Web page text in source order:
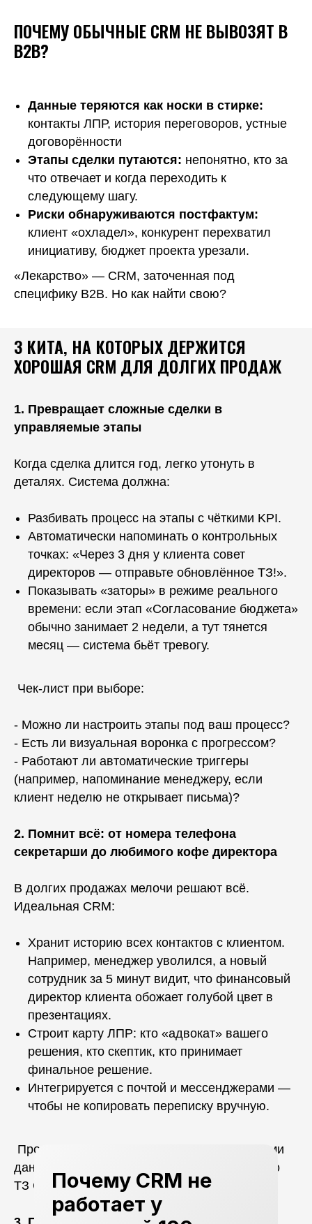
ПОЧЕМУ ОБЫЧНЫЕ CRM НЕ ВЫВОЗЯТ В
B2B?
Данные теряются как носки в стирке:
контакты ЛПР, история переговоров, устные
договорённости
Этапы сделки путаются: непонятно, кто за
что отвечает и когда переходить к
следующему шагу.
Риски обнаруживаются постфактум:
клиент «охладел», конкурент перехватил
инициативу, бюджет проекта урезали.
«Лекарство» — CRM, заточенная под
специфику B2B. Но как найти свою?
3 КИТА, НА КОТОРЫХ ДЕРЖИТСЯ
ХОРОШАЯ CRM ДЛЯ ДОЛГИХ ПРОДАЖ
1. Превращает сложные сделки в
управляемые этапы
Когда сделка длится год, легко утонуть в
деталях. Система должна:
Разбивать процесс на этапы с чёткими KPI.
Автоматически напоминать о контрольных
точках: «Через 3 дня у клиента совет
директоров — отправьте обновлённое ТЗ!».
Показывать «заторы» в режиме реального
времени: если этап «Согласование бюджета»
обычно занимает 2 недели, а тут тянется
месяц — система бьёт тревогу.
Чек-лист при выборе:
- Можно ли настроить этапы под ваш процесс?
- Есть ли визуальная воронка с прогрессом?
- Работают ли автоматические триггеры
(например, напоминание менеджеру, если
клиент неделю не открывает письма)?
2. Помнит всё: от номера телефона
секретарши до любимого кофе директора
В долгих продажах мелочи решают всё.
Идеальная CRM:
Хранит историю всех контактов с клиентом.
Например, менеджер уволился, а новый
сотрудник за 5 минут видит, что финансовый
директор клиента обожает голубой цвет в
презентациях.
Строит карту ЛПР: кто «адвокат» вашего
решения, кто скептик, кто принимает
финальное решение.
Интегрируется с почтой и мессенджерами —
чтобы не копировать переписку вручную.
Проверьте, как система работает с большими
данными. Если при загрузке 500-страничного
ТЗ CRM «лагает» — это не ваш вариант.
Почему CRM не
работает у